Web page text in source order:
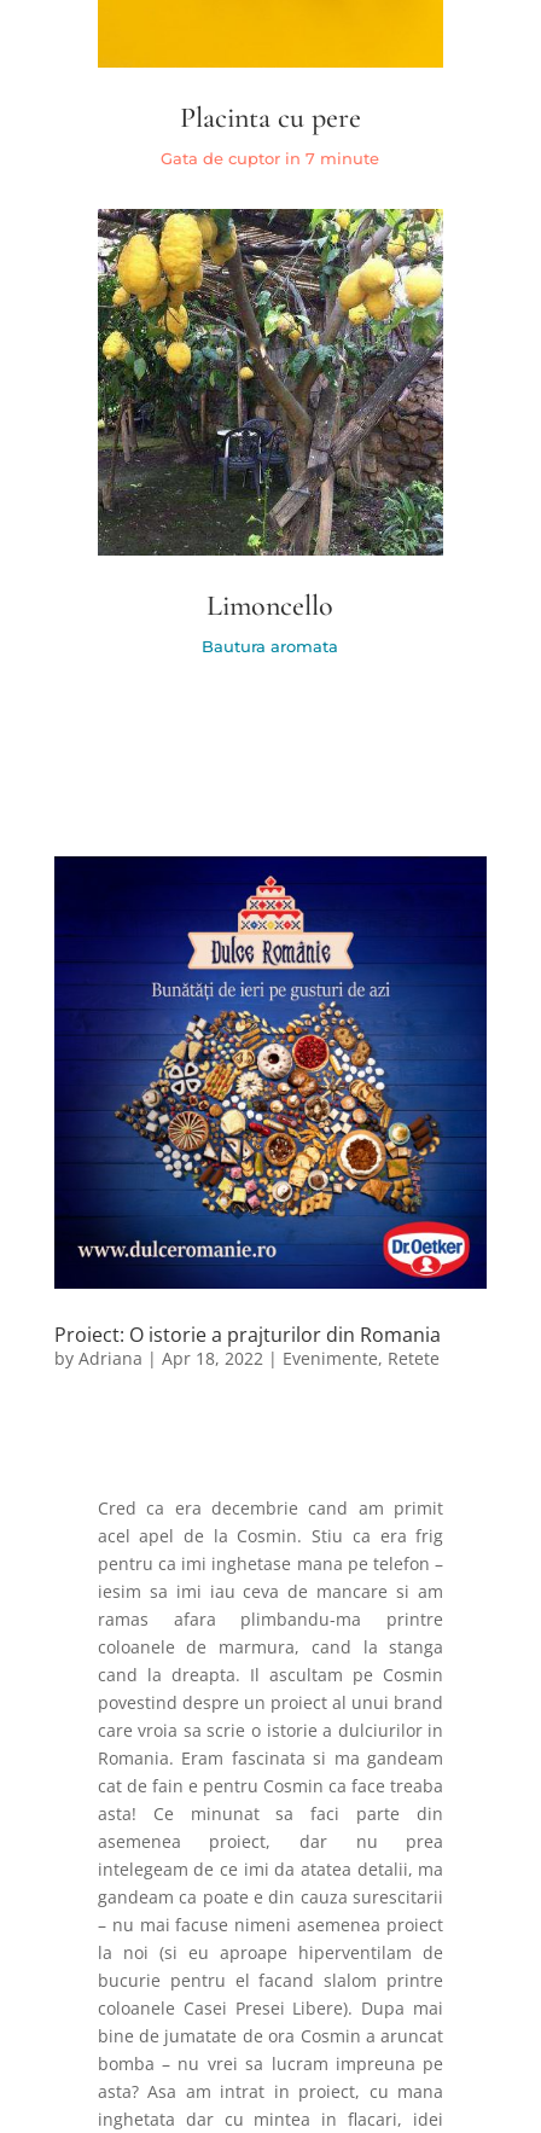
Placinta cu pere
Gata de cuptor in 7 minute
Limoncello
Bautura aromata
Proiect: O istorie a prajturilor din Romania
by Adriana | Apr 18, 2022| Evenimente, Retete
Cred ca era decembrie cand am primit
acel apel de la Cosmin. Stiu ca era frig
pentru ca imi inghetase mana pe telefon –
iesim sa imi iau ceva de mancare si am
ramas afara plimbandu-ma printre
coloanele de marmura, cand la stanga
cand la dreapta. Il ascultam pe Cosmin
povestind despre un proiect al unui brand
care vroia sa scrie o istorie a dulciurilor in
Romania. Eram fascinata si ma gandeam
cat de fain e pentru Cosmin ca face treaba
asta! Ce minunat sa faci parte din
asemenea proiect, dar nu prea
intelegeam de ce imi da atatea detalii, ma
gandeam ca poate e din cauza surescitarii
– nu mai facuse nimeni asemenea proiect
la noi (si eu aproape hiperventilam de
bucurie pentru el facand slalom printre
coloanele Casei Presei Libere). Dupa mai
bine de jumatate de ora Cosmin a aruncat
bomba – nu vrei sa lucram impreuna pe
asta? Asa am intrat in proiect, cu mana
inghetata dar cu mintea in flacari, idei